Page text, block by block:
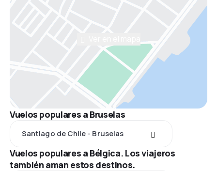
Vuelos populares a Bruselas
Santiago de Chile - Bruselas
Vuelos populares a Bélgica. Los viajeros
también aman estos destinos.